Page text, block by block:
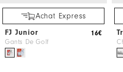
Achat Express
FJ Junior
Gants De Golf
16€